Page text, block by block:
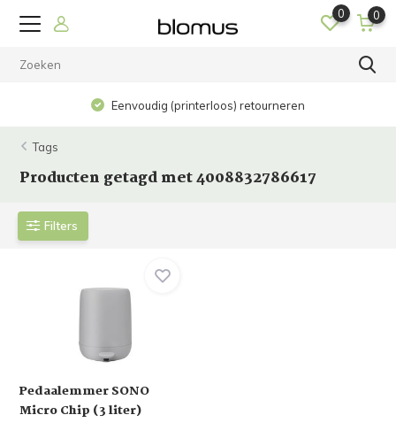
0 0
Eenvoudig (printerloos) retourneren
Tags
Producten getagd met 4008832786617
Filters
Pedaalemmer SONO
Micro Chip (3 liter)